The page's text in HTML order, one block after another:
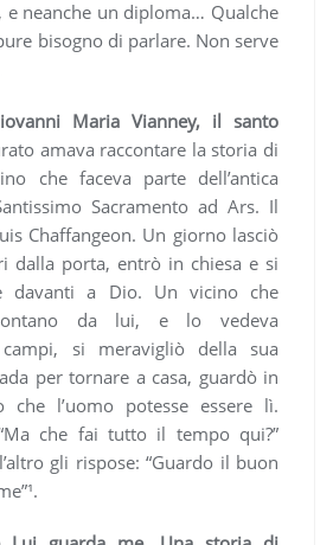
e neanche un diploma… Qualche
bisogno di parlare. Non serve
Maria Vianney, il santo
amava raccontare la storia di
che faceva parte dell’antica
Sacramento ad Ars. Il
Chaffangeon. Un giorno lasciò
dalla porta, entrò in chiesa e si
davanti a Dio. Un vicino che
da lui, e lo vedeva
si meravigliò della sua
per tornare a casa, guardò in
che l’uomo potesse essere lì.
che fai tutto il tempo qui?”
gli rispose: “Guardo il buon